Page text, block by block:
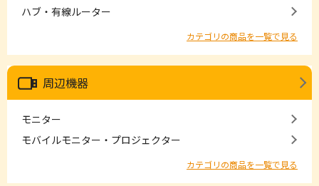
ハブ・有線ルーター
カテゴリの商品を一覧で見る
周辺機器
モニター
モバイルモニター・プロジェクター
カテゴリの商品を一覧で見る